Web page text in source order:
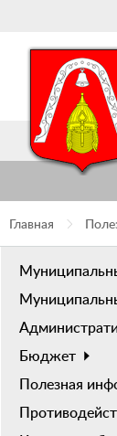
Главная
Бюджет
Полезная